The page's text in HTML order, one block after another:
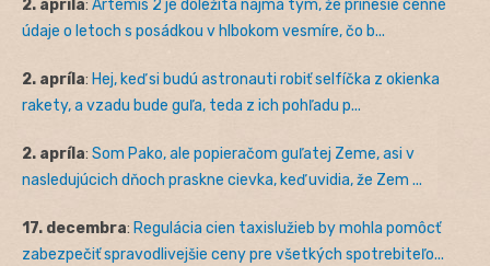
2. apríla: Artemis 2 je dôležitá najmä tým, že prinesie cenné
údaje o letoch s posádkou v hlbokom vesmíre, čo b...
2. apríla: Hej, keď si budú astronauti robiť selfíčka z okienka
rakety, a vzadu bude guľa, teda z ich pohľadu p...
2. apríla: Som Pako, ale popieračom guľatej Zeme, asi v
nasledujúcich dňoch praskne cievka, keď uvidia, že Zem ...
17. decembra: Regulácia cien taxislužieb by mohla pomôcť
zabezpečiť spravodlivejšie ceny pre všetkých spotrebiteľo...